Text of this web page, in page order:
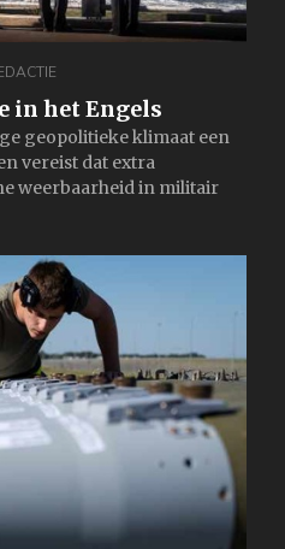
in het Engels
geopolitieke klimaat een
vereist dat extra
weerbaarheid in militair